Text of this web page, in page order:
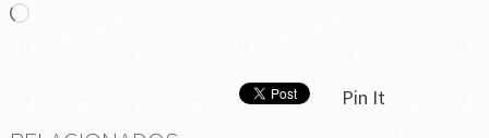
Cargando...
Pin It